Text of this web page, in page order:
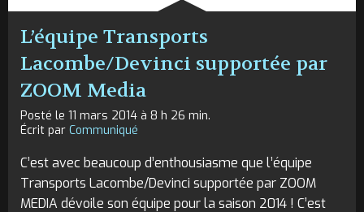
L’équipe Transports
Lacombe/Devinci supportée par
ZOOM Media
Posté le 11 mars 2014 à 8 h 26 min.
Écrit par Communiqué
C’est avec beaucoup d’enthousiasme que l’équipe
Transports Lacombe/Devinci supportée par ZOOM
MEDIA dévoile son équipe pour la saison 2014 ! C’est